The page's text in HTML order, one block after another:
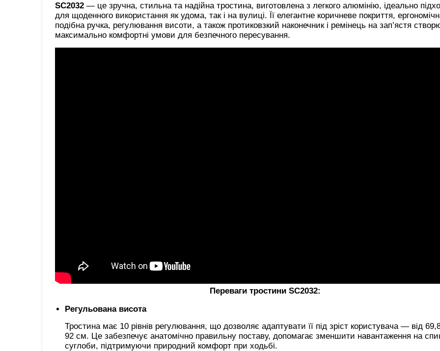
SC2032 — це зручна, стильна та надійна тростина, виготовлена з легкого алюмінію, ідеально
для щоденного використання як удома, так і на вулиці. Її елегантне коричневе покриття,
подібна ручка, регулювання висоти, а також протиковзкий наконечник і ремінець на зап’ястя
максимально комфортні умови для безпечного пересування.
Переваги тростини SC2032:
Регульована висота
Тростина має 10 рівнів регулювання, що дозволяє адаптувати її під зріст користувача — від
92 см. Це забезпечує анатомічно правильну поставу, допомагає зменшити навантаження на
суглоби, підтримуючи природний комфорт при ходьбі.